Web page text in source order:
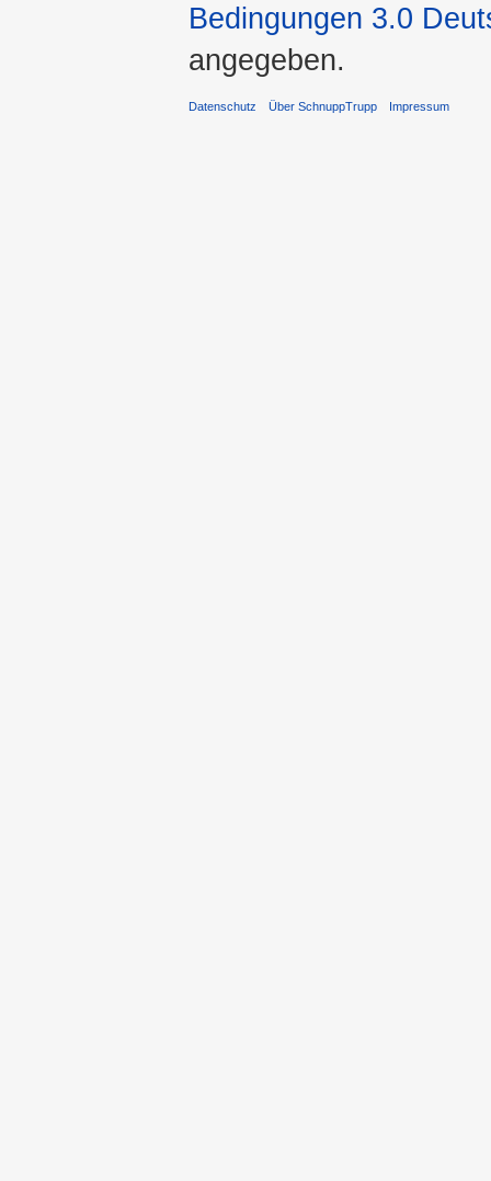
Bedingungen 3.0
angegeben.
Datenschutz Über SchnuppTrupp Impressum